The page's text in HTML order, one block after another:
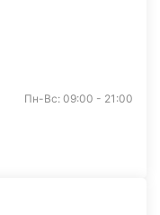
Пн-Вс: 09:00 - 21:00